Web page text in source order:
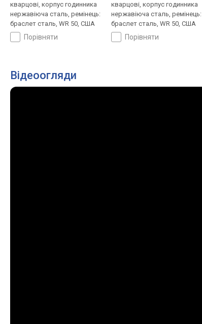
кварцові, корпус годинника
нержавіюча сталь, ремінець:
браслет сталь, WR 50, США
порівняти
кварцові, корпус годинника
нержавіюча сталь, ремінець:
браслет сталь, WR 50, США
порівняти
Відеоогляди